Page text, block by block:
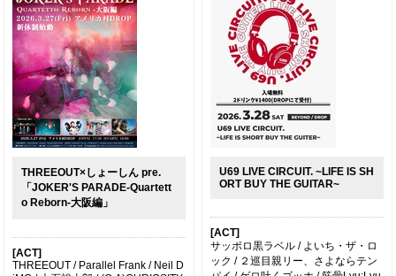
THREEOUT×しょーしん pre.
「JOKER'S PARADE-Quartett
o Reborn-大阪編」
[ACT]
THREEOUT / Parallel Frank / Neil D
U69 LIVE CIRCUIT. ~LIFE IS SH
ORT BUY THE GUITAR~
[ACT]
サッポロ黒ラベル / よいち・ザ・ロ
ック / ２巡目親リー、さよならテン